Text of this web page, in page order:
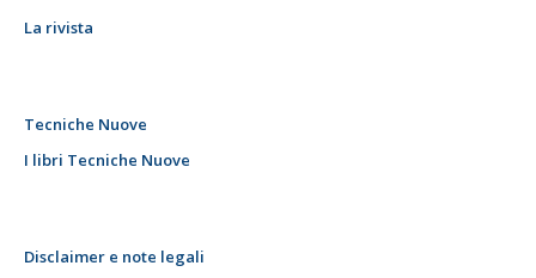
La rivista
Tecniche Nuove
I libri Tecniche Nuove
Disclaimer e note legali